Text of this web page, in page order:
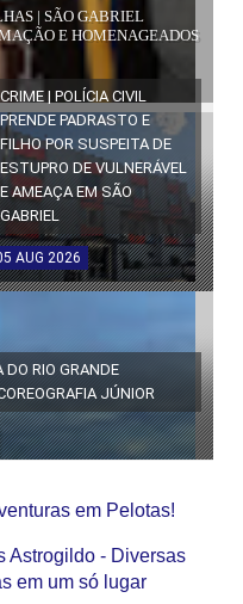
| SÃO GABRIEL
E HOMENAGEADOS
CRIME | POLÍCIA CIVIL
PRENDE PADRASTO E
FILHO POR SUSPEITA DE
ESTUPRO DE VULNERÁVEL
E AMEAÇA EM SÃO
GABRIEL
AUG 2026
RIO GRANDE
JÚNIOR